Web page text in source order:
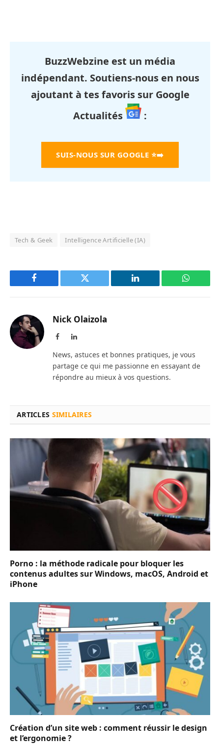
BuzzWebzine est un média
indépendant. Soutiens-nous en nous
ajoutant à tes favoris sur Google
Actualités
:
SUIS-NOUS SUR GOOGLE ⭐➡️
Tech & Geek Intelligence Artificielle (IA)
Facebook Twitter LinkedIn
Nick Olaizola
FacebookLinkedIn
News, astuces et bonnes pratiques, je vous
partage ce qui me passionne en essayant de
répondre au mieux à vos questions.
ARTICLES SIMILAIRES
Porno : la méthode radicale pour bloquer les
contenus adultes sur Windows, macOS, Android et
iPhone
Création d’un site web : comment réussir le design
et l’ergonomie ?